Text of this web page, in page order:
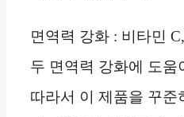
면역력 강화 : 비타민
두 면역력 강화에 도움
따라서 이 제품을 꾸준